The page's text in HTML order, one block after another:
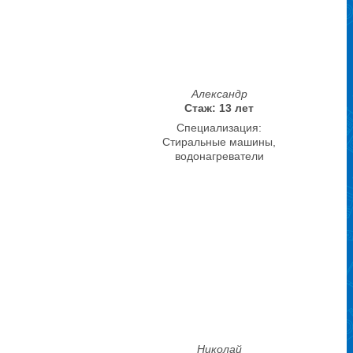
Александр
Стаж: 13 лет
Специализация:
Стиральные машины,
водонагреватели
Николай